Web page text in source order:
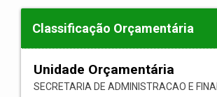
Classificação Orçamentária
Unidade Orçamentária
SECRETARIA DE ADMINISTRACAO E